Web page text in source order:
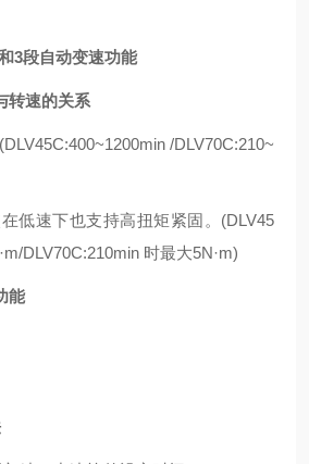
3段自动变速功能
转速的关系
/DLV70C:210~
低速下也支持高扭矩紧固。(DLV45
DLV70C:210min 时最大5N·m)
能